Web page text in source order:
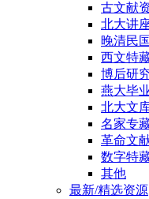
古文献
北大讲
晚清民
西文特
博后研
燕大毕
北大文
名家专
革命文
数字特
其他
最新/精选资源